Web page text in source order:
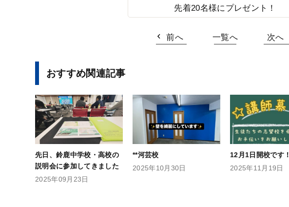
先着20名様にプレゼント！
前へ 一覧へ 次へ
おすすめ関連記事
先日、鈴鹿中学校・高校の
説明会に参加してきました
2025年09月23日
**河芸校
2025年10月30日
12月1日開校です！
2025年11月19日